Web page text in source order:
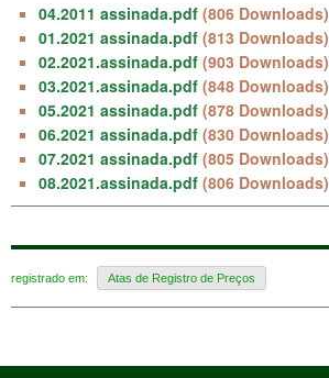
04.2011 assinada.pdf (806 Downloads)
01.2021 assinada.pdf (813 Downloads)
02.2021.assinada.pdf (903 Downloads)
03.2021.assinada.pdf (848 Downloads)
05.2021 assinada.pdf (878 Downloads)
06.2021 assinada.pdf (830 Downloads)
07.2021 assinada.pdf (805 Downloads)
08.2021.assinada.pdf (806 Downloads)
registrado em: Atas de Registro de Preços